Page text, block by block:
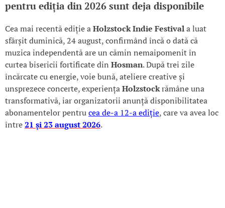
pentru ediția din 2026 sunt deja disponibile
Cea mai recentă ediție aHolzstock Indie Festivala luat
sfârșit duminică, 24 august, confirmând încă o dată că
muzica independentă are un cămin nemaipomenit în
curtea bisericii fortificate din Hosman. După trei zile
încărcate cu energie, voie bună, ateliere creative și
unsprezece concerte, experiențaHolzstockrămâne una
transformativă, iar organizatorii anunță disponibilitatea
abonamentelor pentrucea de-a 12-a ediție, care va avea loc
între21 și 23 august 2026.